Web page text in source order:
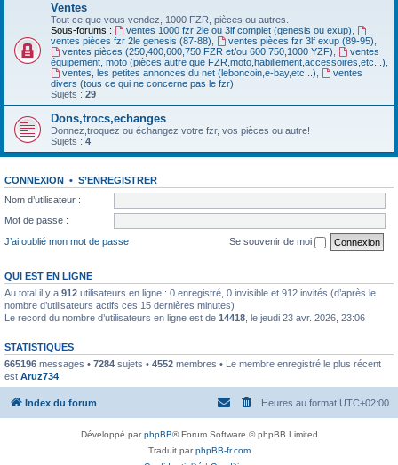
Ventes
Tout ce que vous vendez, 1000 FZR, pièces ou autres.
Sous-forums :
ventes 1000 fzr 2le ou 3lf complet (genesis ou exup)
ventes pièces fzr 2le genesis (87-88)
ventes pièces fzr 3lf exup (89-95)
ventes pièces (250,400,600,750 FZR et/ou 600,750,1000 YZF)
ventes
équipement, moto (pièces autre que FZR,moto,habillement,accessoires,etc...)
ventes, les petites annonces du net (leboncoin,e-bay,etc...)
ventes
divers (tous ce qui ne concerne pas le fzr)
Sujets : 29
Dons,trocs,echanges
Donnez,troquez ou échangez votre fzr, vos pièces ou autre!
Sujets : 4
CONNEXION • S’ENREGISTRER
Nom d’utilisateur :
Mot de passe :
J’ai oublié mon mot de passe
Se souvenir de moi
QUI EST EN LIGNE
Au total il y a 912 utilisateurs en ligne : 0 enregistré, 0 invisible et 912 invités (d’après le
nombre d’utilisateurs actifs ces 15 dernières minutes)
Le record du nombre d’utilisateurs en ligne est de 14418 , le jeudi 23 avr. 2026, 23:06
STATISTIQUES
665196 messages • 7284 sujets • 4552 membres • Le membre enregistré le plus récent
est Aruz734
Index du forum Heures au format UTC+02:00
Développé parphpBB® Forum Software © phpBB Limited
Traduit parphpBB-fr.com